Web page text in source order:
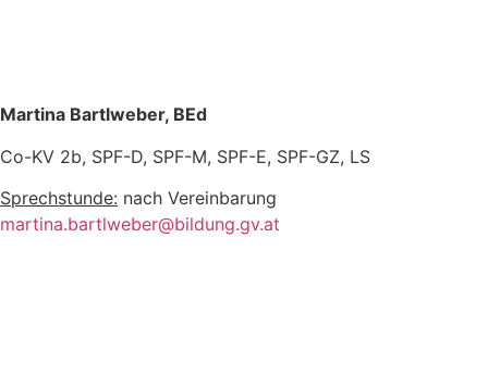
Martina Bartlweber, BEd
Co-KV 2b, SPF-D, SPF-M, SPF-E, SPF-GZ, LS
Sprechstunde: nach Vereinbarung
martina.bartlweber@bildung.gv.at